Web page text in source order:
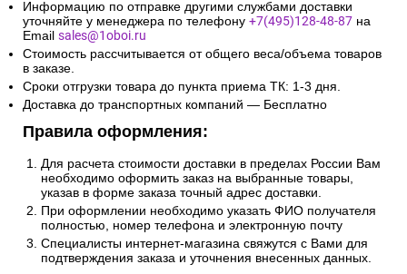
Информацию по отправке другими службами доставки
уточняйте у менеджера по телефону +7(495)128-48-87 на
Email sales@1oboi.ru
Стоимость рассчитывается от общего веса/объема товаров
в заказе.
Сроки отгрузки товара до пункта приема ТК: 1-3 дня.
Доставка до транспортных компаний — Бесплатно
Правила оформления:
Для расчета стоимости доставки в пределах России Вам
необходимо оформить заказ на выбранные товары,
указав в форме заказа точный адрес доставки.
При оформлении необходимо указать ФИО получателя
полностью, номер телефона и электронную почту
Специалисты интернет-магазина свяжутся с Вами для
подтверждения заказа и уточнения внесенных данных.